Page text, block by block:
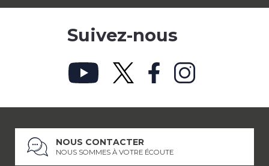
Suivez-nous
NOUS CONTACTER
NOUS SOMMES À VOTRE ÉCOUTE